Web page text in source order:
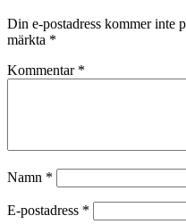
Din e-postadress kommer inte
märkta *
Kommentar *
Namn *
E-postadress *